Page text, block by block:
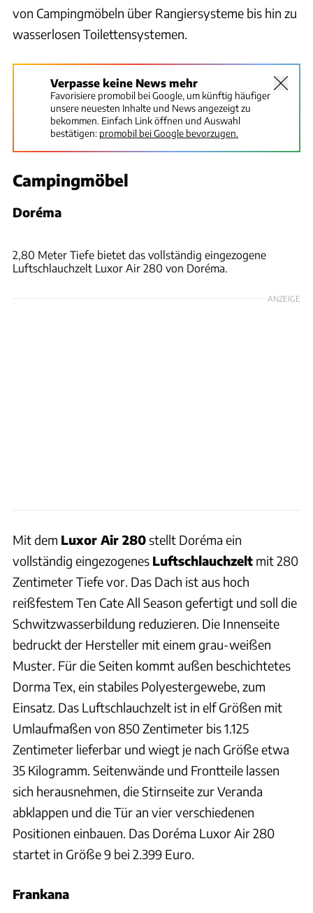
von Campingmöbeln über Rangiersysteme bis hin zu
wasserlosen Toilettensystemen.
Verpasse keine News mehr
Favorisiere promobil bei Google, um künftig häufiger
unsere neuesten Inhalte und News angezeigt zu
bekommen. Einfach Link öffnen und Auswahl
bestätigen: promobil bei Google bevorzugen.
Campingmöbel
Doréma
2,80 Meter Tiefe bietet das vollständig eingezogene
Luftschlauchzelt Luxor Air 280 von Doréma.
ANZEIGE
Mit dem Luxor Air 280stellt Doréma ein
vollständig eingezogenes Luftschlauchzelt mit 280
Zentimeter Tiefe vor. Das Dach ist aus hoch
reißfestem Ten Cate All Season gefertigt und soll die
Schwitzwasserbildung reduzieren. Die Innenseite
bedruckt der Hersteller mit einem grau-weißen
Muster. Für die Seiten kommt außen beschichtetes
Dorma Tex, ein stabiles Polyestergewebe, zum
Einsatz. Das Luftschlauchzelt ist in elf Größen mit
Umlaufmaßen von 850 Zentimeter bis 1.125
Zentimeter lieferbar und wiegt je nach Größe etwa
35 Kilogramm. Seitenwände und Frontteile lassen
sich herausnehmen, die Stirnseite zur Veranda
abklappen und die Tür an vier verschiedenen
Positionen einbauen. Das Doréma Luxor Air 280
startet in Größe 9 bei 2.399 Euro.
Frankana